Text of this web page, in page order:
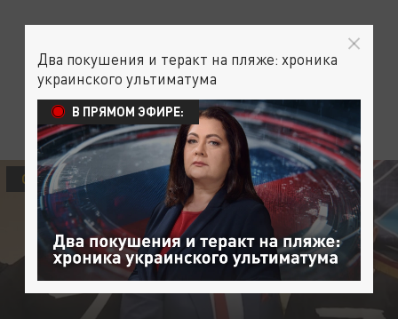
ОБЩЕСТВО
Два покушения и теракт на пляже: хроника
украинского ультиматума
В ПРЯМОМ ЭФИРЕ: